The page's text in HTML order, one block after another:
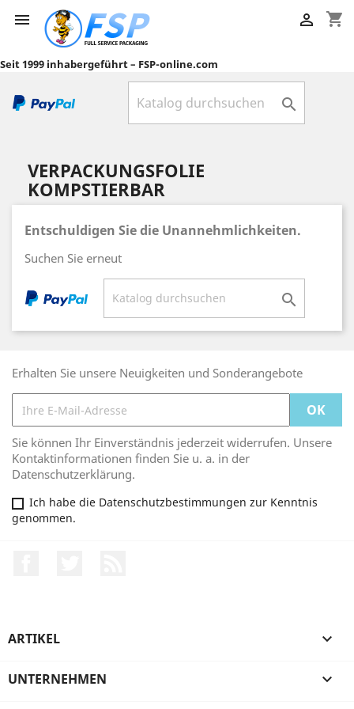
 shopping_cart

Seit 1999 inhabergeführt – FSP-online.com

VERPACKUNGSFOLIE
KOMPSTIERBAR
Entschuldigen Sie die Unannehmlichkeiten.
Suchen Sie erneut

Erhalten Sie unsere Neuigkeiten und Sonderangebote
Sie können Ihr Einverständnis jederzeit widerrufen. Unsere
Kontaktinformationen finden Sie u. a. in der
Datenschutzerklärung.
Ich habe die Datenschutzbestimmungen zur Kenntnis
genommen.
ARTIKEL 
UNTERNEHMEN 